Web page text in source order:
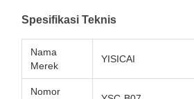
Spesifikasi Teknis
Nama
Merek
YISICAI
Nomor